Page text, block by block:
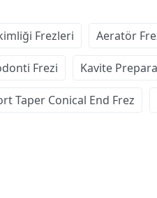
Frezleri Aeratör
Frezi Kavite
Taper Conical End Frez